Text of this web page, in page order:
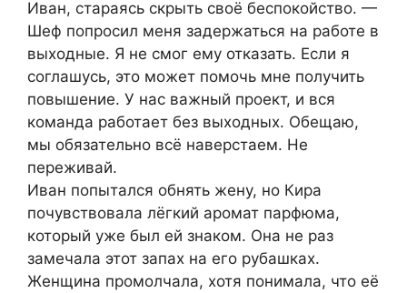
Иван, стараясь скрыть своё беспокойство. —
Шеф попросил меня задержаться на работе в
выходные. Я не смог ему отказать. Если я
соглашусь, это может помочь мне получить
повышение. У нас важный проект, и вся
команда работает без выходных. Обещаю,
мы обязательно всё наверстаем. Не
переживай.
Иван попытался обнять жену, но Кира
почувствовала лёгкий аромат парфюма,
который уже был ей знаком. Она не раз
замечала этот запах на его рубашках.
Женщина промолчала, хотя понимала, что её